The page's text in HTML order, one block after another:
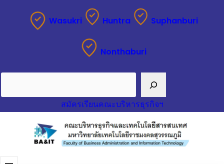
Wasukri Huntra Suphanburi
Nonthaburi
สมัครเรียนคณะบริหารธุรกิจฯ